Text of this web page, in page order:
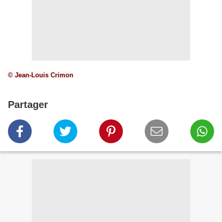
© Jean-Louis Crimon
Partager